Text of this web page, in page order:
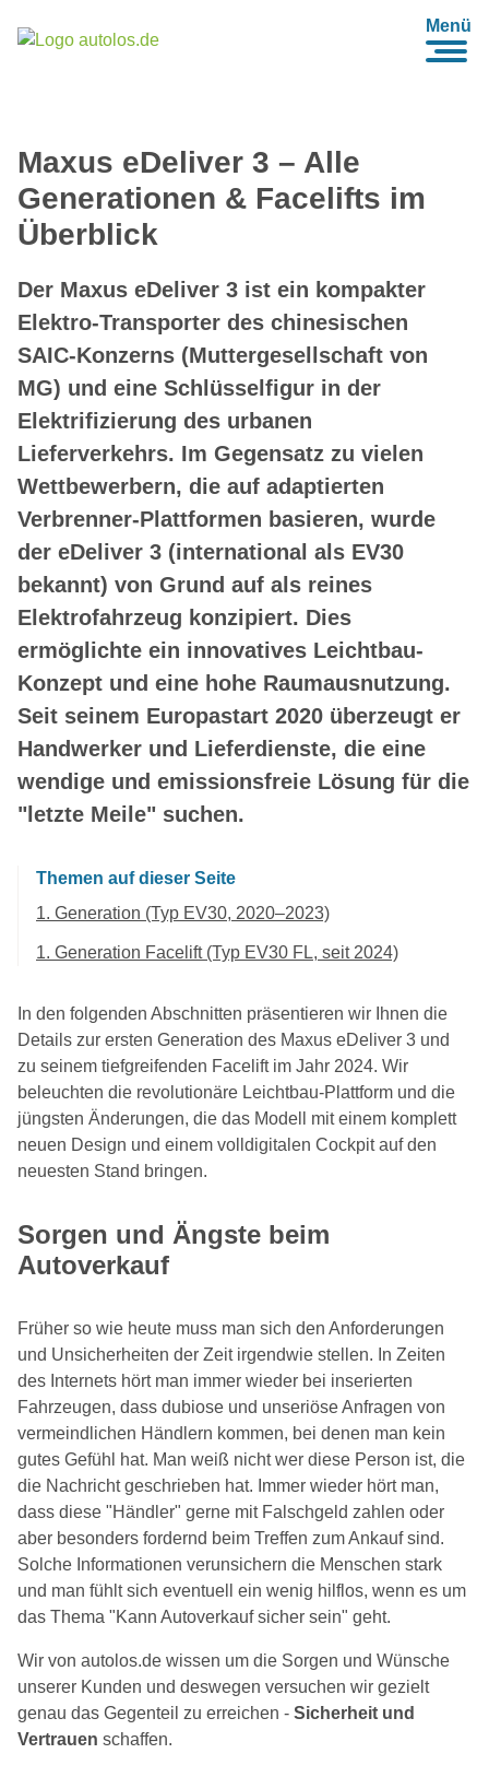
Menü
Maxus eDeliver 3 – Alle
Generationen & Facelifts im
Überblick
Der Maxus eDeliver 3 ist ein kompakter
Elektro-Transporter des chinesischen
SAIC-Konzerns (Muttergesellschaft von
MG) und eine Schlüsselfigur in der
Elektrifizierung des urbanen
Lieferverkehrs. Im Gegensatz zu vielen
Wettbewerbern, die auf adaptierten
Verbrenner-Plattformen basieren, wurde
der eDeliver 3 (international als EV30
bekannt) von Grund auf als reines
Elektrofahrzeug konzipiert. Dies
ermöglichte ein innovatives Leichtbau-
Konzept und eine hohe Raumausnutzung.
Seit seinem Europastart 2020 überzeugt er
Handwerker und Lieferdienste, die eine
wendige und emissionsfreie Lösung für die
"letzte Meile" suchen.
Themen auf dieser Seite
1. Generation (Typ EV30, 2020–2023)
1. Generation Facelift (Typ EV30 FL, seit 2024)
In den folgenden Abschnitten präsentieren wir Ihnen die
Details zur ersten Generation des Maxus eDeliver 3 und
zu seinem tiefgreifenden Facelift im Jahr 2024. Wir
beleuchten die revolutionäre Leichtbau-Plattform und die
jüngsten Änderungen, die das Modell mit einem komplett
neuen Design und einem volldigitalen Cockpit auf den
neuesten Stand bringen.
Sorgen und Ängste beim
Autoverkauf
Früher so wie heute muss man sich den Anforderungen
und Unsicherheiten der Zeit irgendwie stellen. In Zeiten
des Internets hört man immer wieder bei inserierten
Fahrzeugen, dass dubiose und unseriöse Anfragen von
vermeindlichen Händlern kommen, bei denen man kein
gutes Gefühl hat. Man weiß nicht wer diese Person ist, die
die Nachricht geschrieben hat. Immer wieder hört man,
dass diese "Händler" gerne mit Falschgeld zahlen oder
aber besonders fordernd beim Treffen zum Ankauf sind.
Solche Informationen verunsichern die Menschen stark
und man fühlt sich eventuell ein wenig hilflos, wenn es um
das Thema "Kann Autoverkauf sicher sein" geht.
Wir von autolos.de wissen um die Sorgen und Wünsche
unserer Kunden und deswegen versuchen wir gezielt
genau das Gegenteil zu erreichen - Sicherheit und
Vertrauen schaffen.